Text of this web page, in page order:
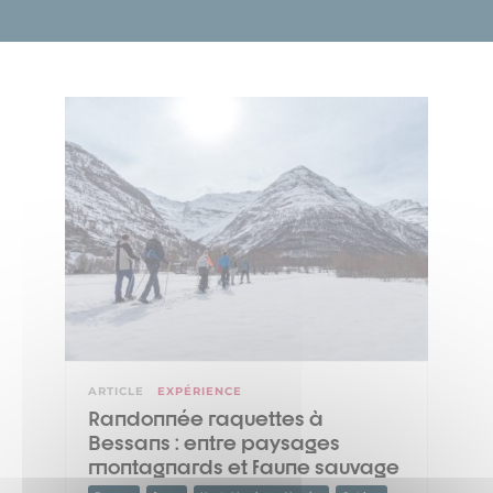
ARTICLE EXPÉRIENCE
Randonnée raquettes à
Bessans : entre paysages
montagnards et faune sauvage